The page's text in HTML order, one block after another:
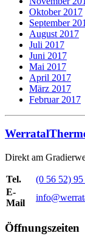
Oktober 2017
September
August 2017
Juli 2017
Juni 2017
Mai 2017
April 2017
März 2017
Februar 2017
Direkt am
Tel.
(0 56 52)
E-
Mail
Öffnungszeiten